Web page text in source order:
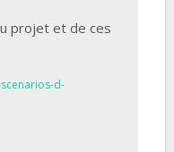
projet et de ces
d-